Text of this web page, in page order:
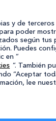
spam, solo
y de terceros
poder
según tus
Puedes
en “
”. También
“Aceptar
lee